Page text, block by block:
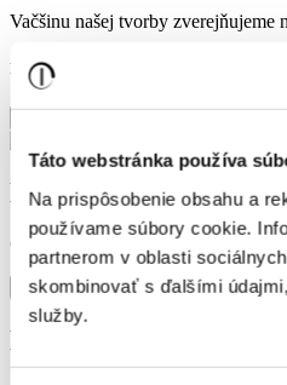
Táto webstránka používa
Na prispôsobenie obsahu a
používame súbory cookie.
partnerom v oblasti
skombinovať s ďalšími
služby.
Vačšinu našej tvorby zverejňujeme
Produkt bol úspešne pridaný do košíka
Kovové oválne
Cena:
Pokračovať v nakupovaní Do
Máte jedinečnú